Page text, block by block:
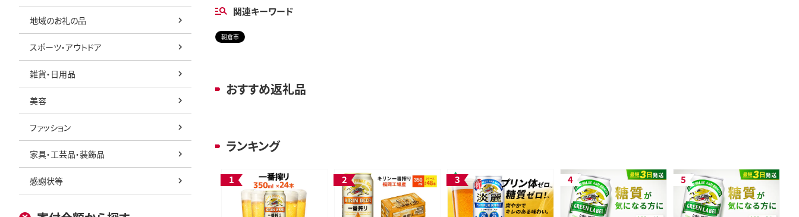
地域のお礼の品
スポーツ・アウトドア
雑貨・日用品
美容
ファッション
家具・工芸品・装飾品
感謝状等
関連キーワード
朝倉市
おすすめ返礼品
ランキング